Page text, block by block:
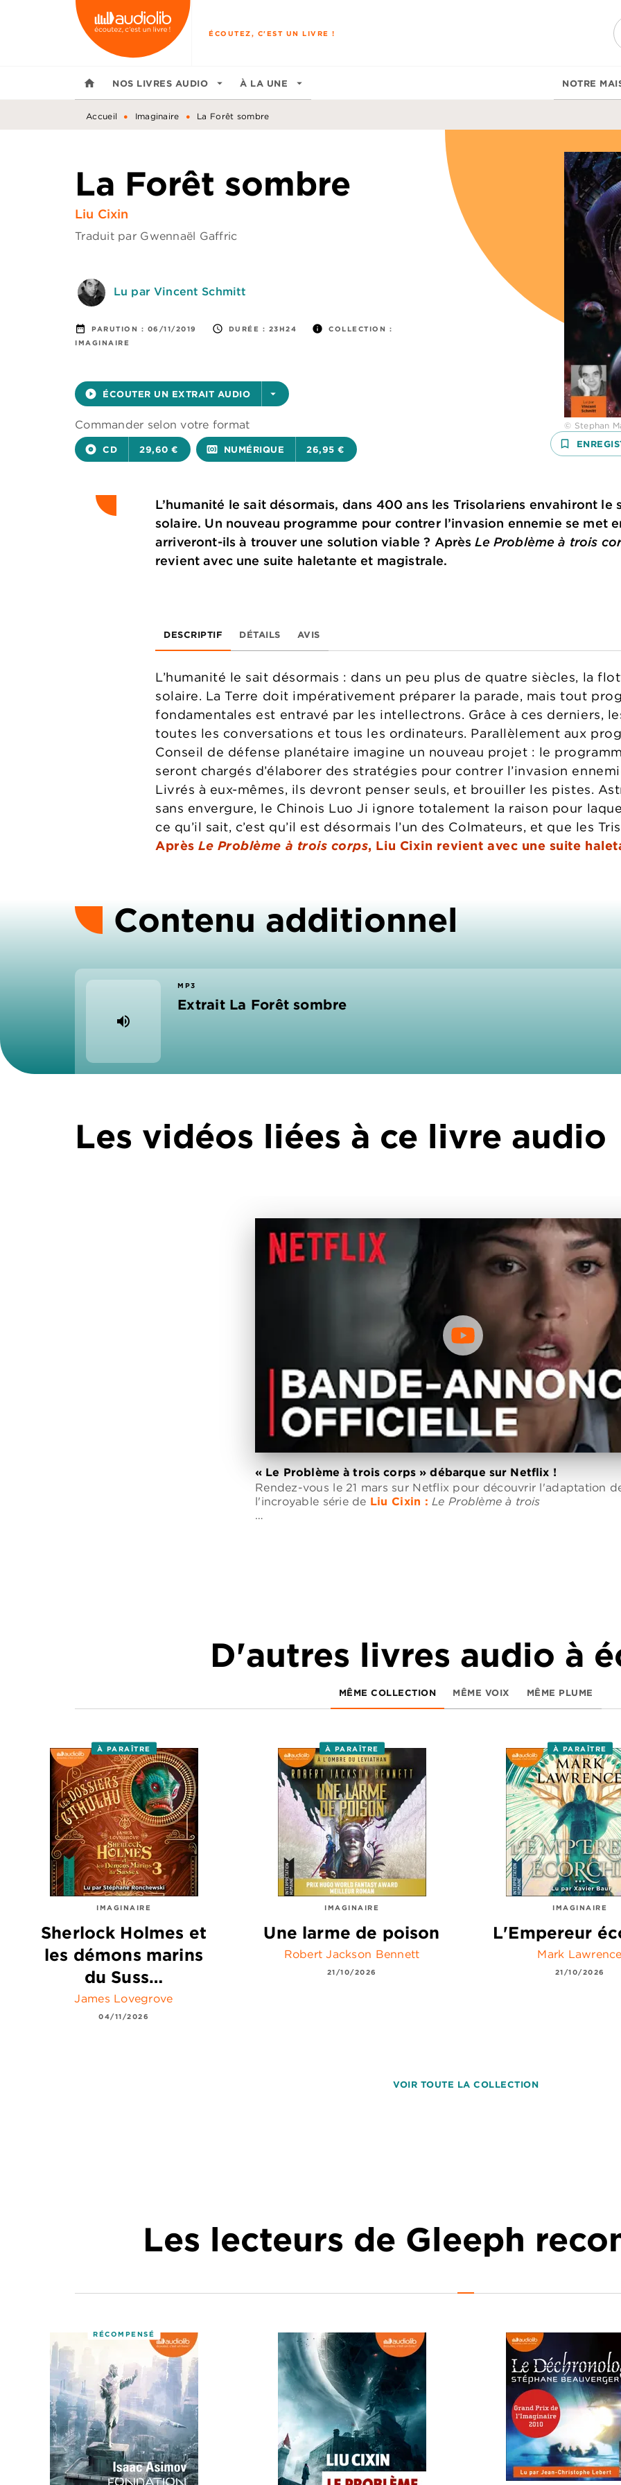
MENU RECHERCHE
ÉCOUTEZ, C'EST UN LIVRE !
home NOS LIVRES AUDIO arrow_drop_down À LA UNE arrow_drop_down NOTRE
Accueil • Imaginaire • La Forêt sombre
La Forêt sombre
Liu Cixin
Traduit par Gwennaël Gaffric
Lu par Vincent Schmitt
date_range PARUTION : 06/11/2019 access_time DURÉE : 23H24 info
COLLECTION :
IMAGINAIRE
play_circle_filled ÉCOUTER UN EXTRAIT AUDIO arrow_drop_down
Commander selon votre format
album CD 29,60 € surround_sound NUMÉRIQUE 26,95 €
© Stephan
bookmark_border
L’humanité le sait désormais, dans 400 ans les Trisolariens envahiront le
solaire. Un nouveau programme pour contrer l’invasion ennemie se met
arriveront-ils à trouver une solution viable ? AprèsLe Problème à trois
revient avec une suite haletante et magistrale.
DESCRIPTIF DÉTAILS AVIS
L’humanité le sait désormais : dans un peu plus de quatre siècles, la
solaire. La Terre doit impérativement préparer la parade, mais tout
fondamentales est entravé par les intellectrons. Grâce à ces derniers,
toutes les conversations et tous les ordinateurs. Parallèlement aux
Conseil de défense planétaire imagine un nouveau projet : le
seront chargés d’élaborer des stratégies pour contrer l’invasion
Livrés à eux-mêmes, ils devront penser seuls, et brouiller les pistes.
sans envergure, le Chinois Luo Ji ignore totalement la raison pour
ce qu’il sait, c’est qu’il est désormais l’un des Colmateurs, et que les
AprèsLe Problème à trois corps, Liu Cixin revient avec une suite
Contenu additionnel
volume_up
MP3
Extrait La Forêt sombre
Les vidéos liées à ce livre audio
« Le Problème à trois corps » débarque sur Netflix !
Rendez-vous le 21 mars sur Netflix pour découvrir l'adaptation
l'incroyable série de Liu Cixin : Le Problème à trois
…
D'autres livres audio à
MÊME COLLECTION MÊME VOIX MÊME PLUME
À PARAÎTRE
IMAGINAIRE
Sherlock Holmes et
les démons marins
du Suss…
James Lovegrove
04/11/2026
À PARAÎTRE
IMAGINAIRE
Une larme de poison
Robert Jackson Bennett
21/10/2026
À PARAÎTRE
IMAGINAIRE
L'Empereur
Mark
21/10/2026
VOIR TOUTE LA COLLECTION
Les lecteurs de Gleeph
RÉCOMPENSÉ